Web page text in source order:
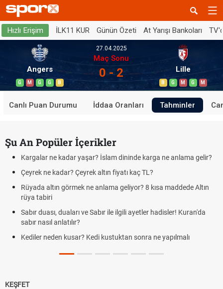
Hızlı Erişim İLK11 KUR Günün Özeti At Yarışı Bankoları
Angers
G M G G B
27.04.2025
Maç Sonu
0 - 2 Lille
B G M G M
Canlı Puan Durumu İddaa Oranları Tahminler
Şu An Popüler İçerikler
Kargalar ne kadar yaşar? İslam dininde karga ne anlama gelir?
Çeyrek ne kadar? Çeyrek altın fiyatı kaç TL?
Rüyada altın görmek ne anlama geliyor? 8 kısa maddede Altın
rüya tabiri
Sabır duası, duaları ve Sabır ile ilgili ayetler hadisler! Kuran'da
sabır nasıl anlatılır?
Kediler neden kusar? Kedi kustuktan sonra ne yapılmalı
KEŞFET